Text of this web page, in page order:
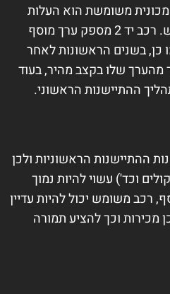
משומשת הוא העלות
הנמוכה בהשוואה לרכב חדש. רכב יד 2 מספק ערך מוסף
כן, בשנים הראשונות לאחר
שלו בקצב מהיר, בעוד
ההתיישנות הראשוני.
ההתיישנות הראשוניות ולכן
וכד') עשוי להיות נמוך
רכב משומש יכול להיות עדיין
מכירות וכך להציע תמורה